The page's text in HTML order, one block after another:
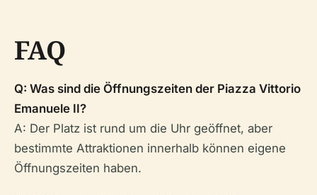
FAQ
Q: Was sind die Öffnungszeiten der Piazza Vittorio
Emanuele II?
A: Der Platz ist rund um die Uhr geöffnet, aber
bestimmte Attraktionen innerhalb können eigene
Öffnungszeiten haben.